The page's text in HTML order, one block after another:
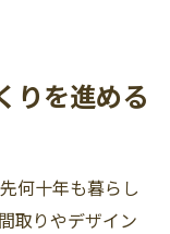
りを進める
何十年も暮らし
取りやデザイン